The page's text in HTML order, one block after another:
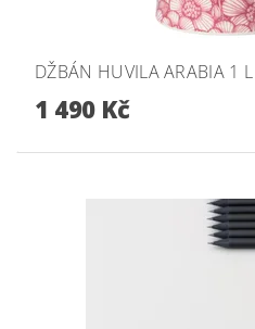
DŽBÁN HUVILA ARABIA 1 L
1 490 Kč